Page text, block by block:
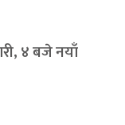
४ बजे नयाँ